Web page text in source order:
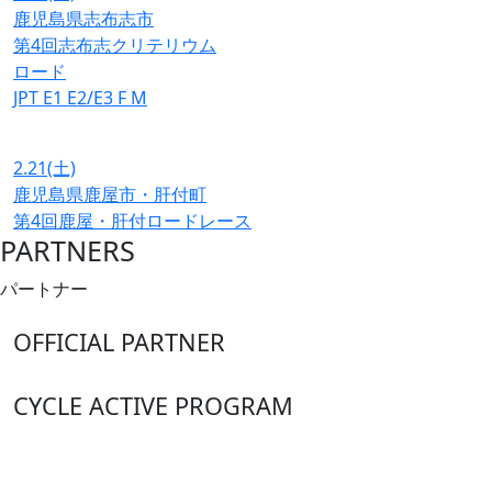
鹿児島県志布志市
第4回志布志クリテリウム
ロード
JPT E1 E2/E3 F M
2.21(土)
鹿児島県鹿屋市・肝付町
第4回鹿屋・肝付ロードレース
PARTNERS
パートナー
OFFICIAL PARTNER
CYCLE ACTIVE PROGRAM